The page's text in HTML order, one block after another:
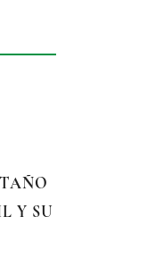
Y SU